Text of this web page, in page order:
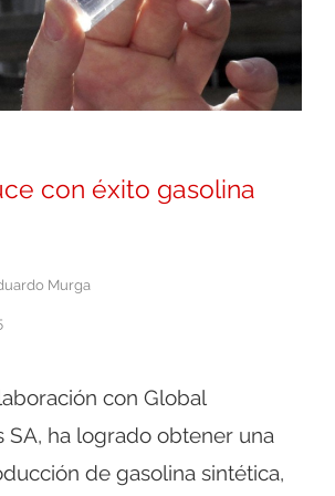
con éxito gasolina
Murga
con Global
SA, ha logrado obtener una
de gasolina sintética,